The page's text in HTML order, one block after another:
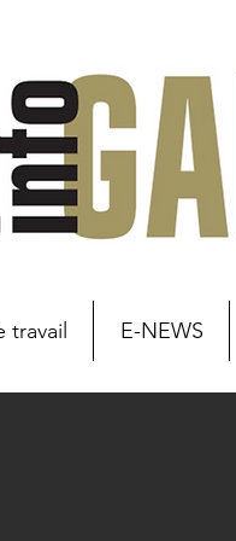
travail E-NEWS